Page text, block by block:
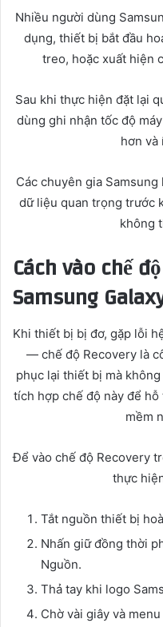
Nhiều người dùng
dụng, thiết bị bắt đầu
treo, hoặc xuất hiện
Sau khi thực hiện đặt lại
dùng ghi nhận tốc độ
hơn và
Các chuyên gia
dữ liệu quan trọng trước
không
Cách vào chế
Samsung
Khi thiết bị bị đơ, gặp lỗi
— chế độ Recovery là
phục lại thiết bị mà
tích hợp chế độ này để
mềm
Để vào chế độ Recovery
thực
Tắt nguồn thiết bị
Nhấn giữ đồng thời
Nguồn.
Thả tay khi logo
Chờ vài giây và